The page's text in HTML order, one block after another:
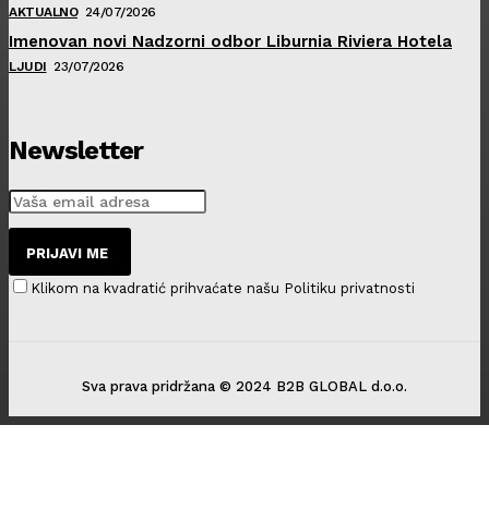
AKTUALNO 24/07/2026
Imenovan novi Nadzorni odbor Liburnia Riviera Hotela
LJUDI 23/07/2026
Newsletter
PRIJAVI ME
Klikom na kvadratić prihvaćate našu Politiku privatnosti
Sva prava pridržana © 2024 B2B GLOBAL d.o.o.